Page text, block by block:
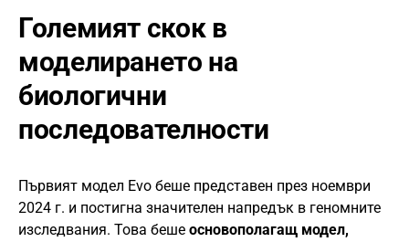
Големият скок в
моделирането на
биологични
последователности
Първият модел Evo беше представен през ноември
2024 г. и постигна значителен напредък в геномните
изследвания. Това беше основополагащ модел,